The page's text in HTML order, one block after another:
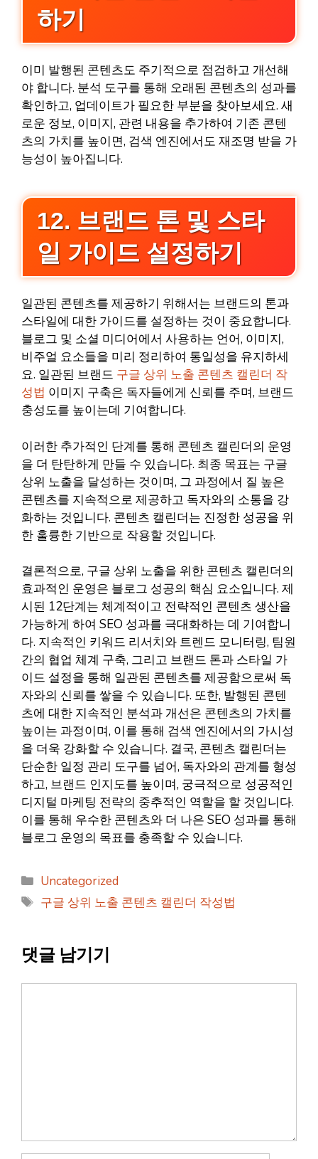
하기
이미 발행된 콘텐츠도 주기적으로 점검하고 개선해
야 합니다. 분석 도구를 통해 오래된 콘텐츠의 성과를
확인하고, 업데이트가 필요한 부분을 찾아보세요. 새
로운 정보, 이미지, 관련 내용을 추가하여 기존 콘텐
츠의 가치를 높이면, 검색 엔진에서도 재조명 받을 가
능성이 높아집니다.
12. 브랜드 톤 및 스타
일 가이드 설정하기
일관된 콘텐츠를 제공하기 위해서는 브랜드의 톤과
스타일에 대한 가이드를 설정하는 것이 중요합니다.
블로그 및 소셜 미디어에서 사용하는 언어, 이미지,
비주얼 요소들을 미리 정리하여 통일성을 유지하세
요. 일관된 브랜드 구글 상위 노출 콘텐츠 캘린더 작
성법 이미지 구축은 독자들에게 신뢰를 주며, 브랜드
충성도를 높이는데 기여합니다.
이러한 추가적인 단계를 통해 콘텐츠 캘린더의 운영
을 더 탄탄하게 만들 수 있습니다. 최종 목표는 구글
상위 노출을 달성하는 것이며, 그 과정에서 질 높은
콘텐츠를 지속적으로 제공하고 독자와의 소통을 강
화하는 것입니다. 콘텐츠 캘린더는 진정한 성공을 위
한 훌륭한 기반으로 작용할 것입니다.
결론적으로, 구글 상위 노출을 위한 콘텐츠 캘린더의
효과적인 운영은 블로그 성공의 핵심 요소입니다. 제
시된 12단계는 체계적이고 전략적인 콘텐츠 생산을
가능하게 하여 SEO 성과를 극대화하는 데 기여합니
다. 지속적인 키워드 리서치와 트렌드 모니터링, 팀원
간의 협업 체계 구축, 그리고 브랜드 톤과 스타일 가
이드 설정을 통해 일관된 콘텐츠를 제공함으로써 독
자와의 신뢰를 쌓을 수 있습니다. 또한, 발행된 콘텐
츠에 대한 지속적인 분석과 개선은 콘텐츠의 가치를
높이는 과정이며, 이를 통해 검색 엔진에서의 가시성
을 더욱 강화할 수 있습니다. 결국, 콘텐츠 캘린더는
단순한 일정 관리 도구를 넘어, 독자와의 관계를 형성
하고, 브랜드 인지도를 높이며, 궁극적으로 성공적인
디지털 마케팅 전략의 중추적인 역할을 할 것입니다.
이를 통해 우수한 콘텐츠와 더 나은 SEO 성과를 통해
블로그 운영의 목표를 충족할 수 있습니다.
카
테
Uncategorized
태
구글 상위 노출 콘텐츠 캘린더 작성법
댓글 남기기